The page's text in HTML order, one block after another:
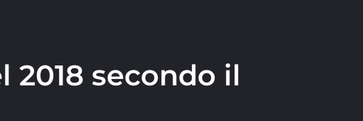
2018 secondo il